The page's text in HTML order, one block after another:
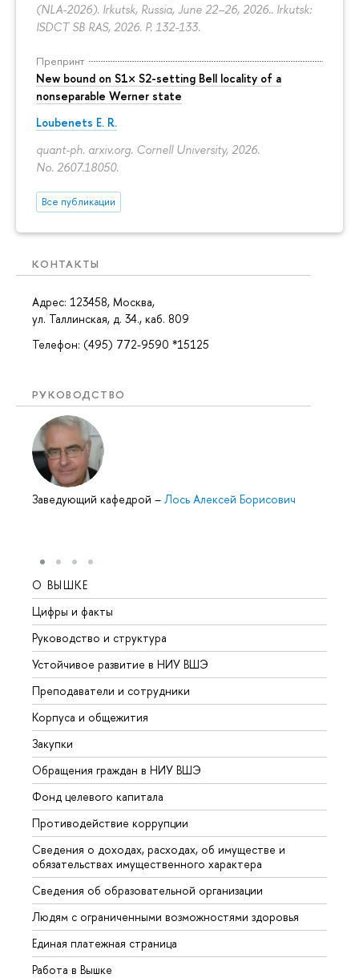
(NLA-2026). Irkutsk, Russia, June 22–26, 2026.. Irkutsk:
ISDCT SB RAS, 2026. P. 132-133.
Препринт
New bound on S1× S2-setting Bell locality of a
nonseparable Werner state
Loubenets E. R.
quant-ph. arxiv.org. Cornell University, 2026.
No. 2607.18050.
Все публикации
КОНТАКТЫ
Адрес: 123458, Москва,
ул. Таллинская, д. 34., каб. 809
Телефон: (495) 772-9590 *15125
РУКОВОДСТВО
Заведующий кафедрой – Лось Алексей Борисович
О ВЫШКЕ
Цифры и факты
Руководство и структура
Устойчивое развитие в НИУ ВШЭ
Преподаватели и сотрудники
Корпуса и общежития
Закупки
Обращения граждан в НИУ ВШЭ
Фонд целевого капитала
Противодействие коррупции
Сведения о доходах, расходах, об имуществе и
обязательствах имущественного характера
Сведения об образовательной организации
Людям с ограниченными возможностями здоровья
Единая платежная страница
Работа в Вышке